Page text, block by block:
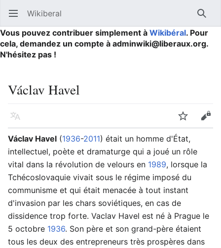
Ouvrir le menu principal Wikiberal
Vous pouvez contribuer simplement à Wikibéral. Pour
cela, demandez un compte à adminwiki@liberaux.org.
N'hésitez pas !
Václav Havel
Langue Suivre
Václav Havel (1936-2011) était un homme d'État,
intellectuel, poète et dramaturge qui a joué un rôle
vital dans la révolution de velours en 1989, lorsque la
Tchécoslovaquie vivait sous le régime imposé du
communisme et qui était menacée à tout instant
d'invasion par les chars soviétiques, en cas de
dissidence trop forte. Vaclav Havel est né à Prague le
5 octobre 1936. Son père et son grand-père étaient
tous les deux des entrepreneurs très prospères dans